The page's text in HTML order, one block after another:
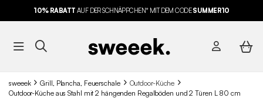
10% RABATT AUF DER SCHNÄPPCHEN* MIT DEM CODESUMMER10
sweeek Grill, Plancha, Feuerschale
Outdoor-Küche
Outdoor-Küche aus Stahl mit 2 hängenden Regalböden und 2 Türen L 80 cm